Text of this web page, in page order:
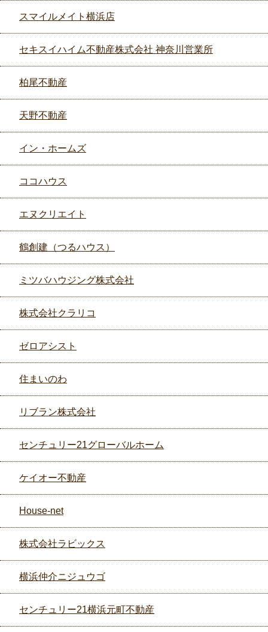
スマイルメイト横浜店
セキスイハイム不動産株式会社 神奈川営業所
柏尾不動産
天野不動産
イン・ホームズ
ココハウス
エヌクリエイト
鶴創建（つるハウス）
ミツバハウジング株式会社
株式会社クラリコ
ゼロアシスト
住まいのわ
リブラン株式会社
センチュリー21グローバルホーム
ケイオー不動産
House-net
株式会社ラビックス
横浜仲介ニジュウゴ
センチュリー21横浜元町不動産